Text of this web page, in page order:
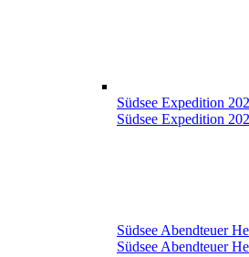
Südsee Expedition
Südsee Expedition
Südsee Abendteuer
Südsee Abendteuer